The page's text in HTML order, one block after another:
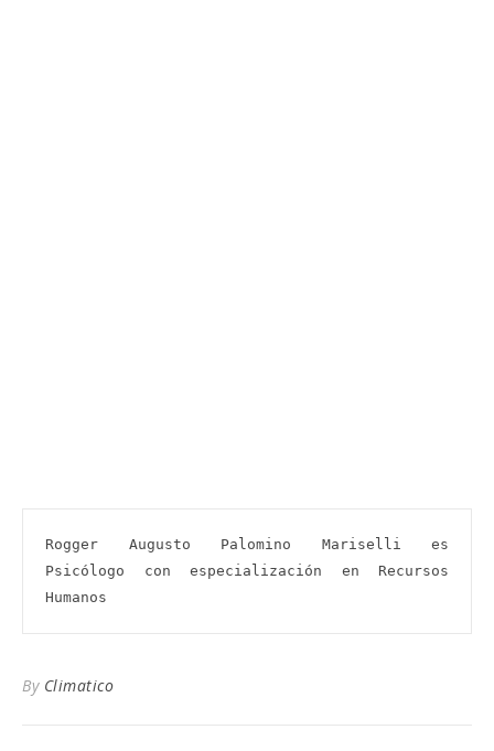
Rogger Augusto Palomino Mariselli es
Psicólogo con especialización en Recursos
Humanos
By Climatico